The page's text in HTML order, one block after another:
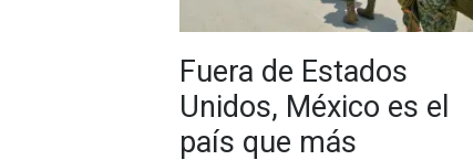
Fuera de Estados
Unidos, México es el
país que más